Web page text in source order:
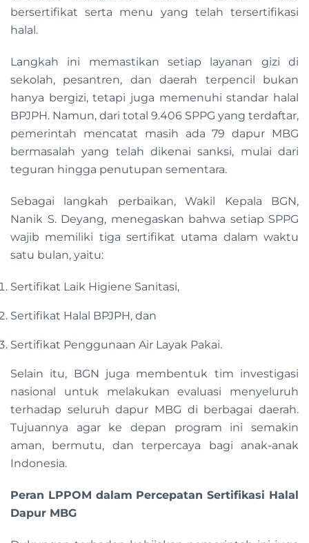
bersertifikat serta menu yang telah tersertifikasi
halal.
Langkah ini memastikan setiap layanan gizi di
sekolah, pesantren, dan daerah terpencil bukan
hanya bergizi, tetapi juga memenuhi standar halal
BPJPH. Namun, dari total 9.406 SPPG yang terdaftar,
pemerintah mencatat masih ada 79 dapur MBG
bermasalah yang telah dikenai sanksi, mulai dari
teguran hingga penutupan sementara.
Sebagai langkah perbaikan, Wakil Kepala BGN,
Nanik S. Deyang, menegaskan bahwa setiap SPPG
wajib memiliki tiga sertifikat utama dalam waktu
satu bulan, yaitu:
Sertifikat Laik Higiene Sanitasi,
Sertifikat Halal BPJPH, dan
Sertifikat Penggunaan Air Layak Pakai.
Selain itu, BGN juga membentuk tim investigasi
nasional untuk melakukan evaluasi menyeluruh
terhadap seluruh dapur MBG di berbagai daerah.
Tujuannya agar ke depan program ini semakin
aman, bermutu, dan terpercaya bagi anak-anak
Indonesia.
Peran LPPOM dalam Percepatan Sertifikasi Halal
Dapur MBG